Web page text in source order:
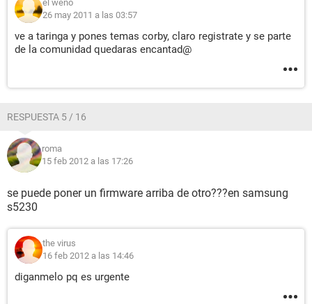
el weno
26 may 2011 a las 03:57
ve a taringa y pones temas corby, claro registrate y se parte
de la comunidad quedaras encantad@
RESPUESTA 5 / 16
roma
15 feb 2012 a las 17:26
se puede poner un firmware arriba de otro???en samsung
s5230
the virus
16 feb 2012 a las 14:46
diganmelo pq es urgente